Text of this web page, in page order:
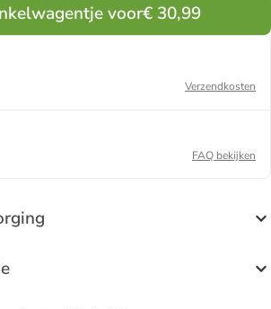
voor€ 30,99
Verzendkosten
FAQ bekijken